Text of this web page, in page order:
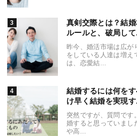
真剣交際とは？結
ルールと、破局し
昨今、婚活市場は広が
をしている人達は増え
は、恋愛結...
結婚するには何を
け早く結婚を実現
突然ですが、質問です
婚すると思っていまし
や高...